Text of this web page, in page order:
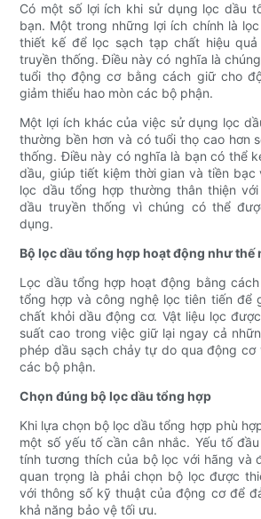
Có một số lợi ích khi sử dụng lọc dầu
bạn. Một trong những lợi ích chính là
thiết kế để lọc sạch tạp chất hiệu
truyền thống. Điều này có nghĩa là
tuổi thọ động cơ bằng cách giữ cho
giảm thiểu hao mòn các bộ phận.
Một lợi ích khác của việc sử dụng lọc
thường bền hơn và có tuổi thọ cao hơn
thống. Điều này có nghĩa là bạn có thể
dầu, giúp tiết kiệm thời gian và tiền bạc
lọc dầu tổng hợp thường thân thiện
dầu truyền thống vì chúng có thể
dụng.
Bộ lọc dầu tổng hợp hoạt động như thế
Lọc dầu tổng hợp hoạt động bằng
tổng hợp và công nghệ lọc tiên tiến để
chất khỏi dầu động cơ. Vật liệu lọc
suất cao trong việc giữ lại ngay cả
phép dầu sạch chảy tự do qua động cơ
các bộ phận.
Chọn đúng bộ lọc dầu tổng hợp
Khi lựa chọn bộ lọc dầu tổng hợp phù
một số yếu tố cần cân nhắc. Yếu tố
tính tương thích của bộ lọc với hãng và
quan trọng là phải chọn bộ lọc được
với thông số kỹ thuật của động cơ để
khả năng bảo vệ tối ưu.